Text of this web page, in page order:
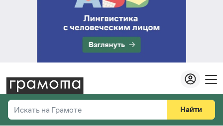
Искать на Грамоте Найти